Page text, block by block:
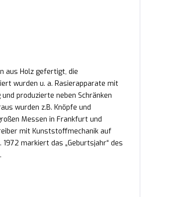
aus Holz gefertigt, die
wurden u. a. Rasierapparate mit
produzierte neben Schränken
wurden z.B. Knöpfe und
Messen in Frankfurt und
mit Kunststoffmechanik auf
markiert das „Geburtsjahr“ des